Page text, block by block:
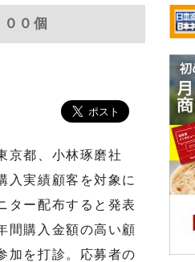
０個
京都、小林琢磨社
入実績顧客を対象に
ター配布すると発表
間購入金額の高い顧
加を打診。応募者の